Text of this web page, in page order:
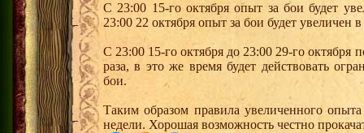
С 23:00 15-го октября опыт за бои будет
23:00 22 октября опыт за бои будет увеличен
С 23:00 15-го октября до 23:00 29-го октября
раза, в это же время будет действовать
бои.
Таким образом правила увеличенного
недели. Хорошая возможность честно